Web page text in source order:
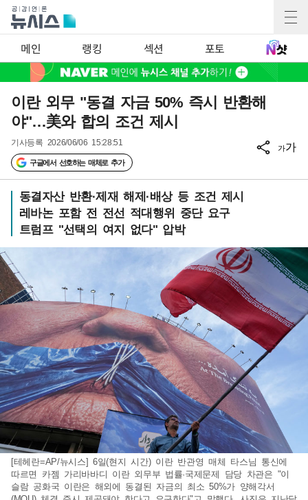
메인 랭킹 섹션 포토
이란 외무 "동결 자금 50% 즉시 반환해
야"…美와 합의 조건 제시
기사등록 2026/06/06 15:28:51
구글에서 선호하는 매체로 추가
가가
동결자산 반환·제재 해제·배상 등 조건 제시
레바논 포함 전 전선 적대행위 중단 요구
트럼프 "선택의 여지 없다" 압박
[테헤란=AP/뉴시스] 6일(현지 시간) 이란 반관영 매체 타스님 통신에
따르면 카젬 가리바바디 이란 외무부 법률·국제문제 담당 차관은 "이
슬람 공화국 이란은 해외에 동결된 자금의 최소 50%가 양해각서